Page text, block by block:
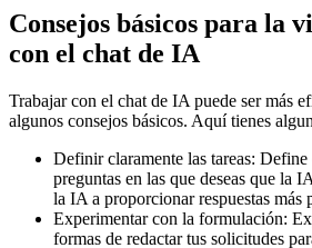
Consejos básicos para la
con el chat de IA
Trabajar con el chat de IA puede ser más
algunos consejos básicos. Aquí tienes
Definir claramente las tareas: Define
preguntas en las que deseas que la
la IA a proporcionar respuestas más
Experimentar con la formulación:
formas de redactar tus solicitudes